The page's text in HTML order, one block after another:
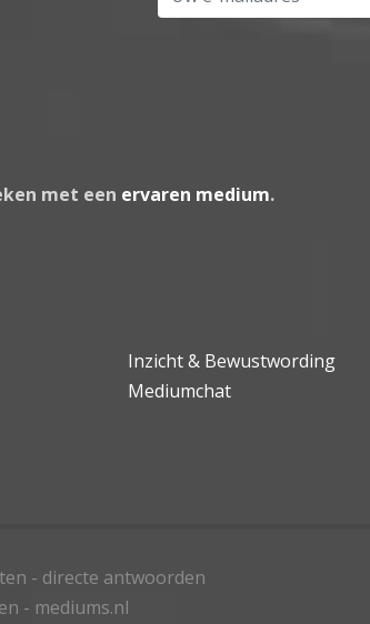
met een ervaren medium.
Inzicht & Bewustwording
Mediumchat
- directe antwoorden
- mediums.nl